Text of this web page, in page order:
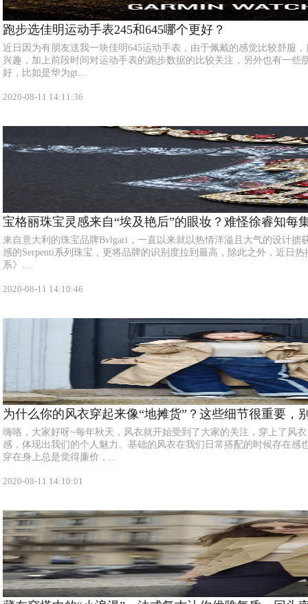
跑步选佳明运动手表245和645哪个更好？
近日因为有朋友送我一块佳明645运动手表，由于佩戴的感觉比较舒服
兴趣，加上前段时间对运动手表的跑步数据的比较关注，另外也有一些
好，比如是华为gt...
2020-08-11 14:11:36
宝格丽珠宝灵感来自“埃及艳后”的眼妆？难怪徐睿知每
来自意大利的珠宝品牌Bvlgari，一直以来就以热情洋溢且大气的设计掳
感的Serpenti系列珠宝，更将品牌的识别度拉到最高，除此之外，近日
系》...
2020-08-11 14:10:46
为什么你的风衣穿起来像“地摊货”？这些细节很重要，
嗨咯，大家好呀~每年秋天，风衣就开始受到了大家的关注，穿上了风
感，体现出我们的个人魅力。基础的风衣在我们日常搭配的时候存在感
穿在身上总是觉得廉价，...
2020-08-11 14:10:01